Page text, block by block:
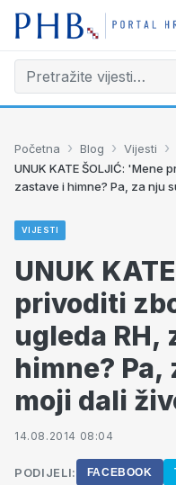
Početna › Blog › Vijesti ›
UNUK KATE ŠOLJIĆ: 'Mene
zastave i himne? Pa, za nju
VIJESTI
UNUK
privoditi
ugleda RH,
himne? Pa,
moji dali
14.08.2014 08:04
PODIJELI: FACEBOOK